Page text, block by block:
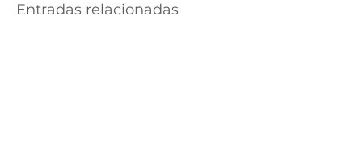
Entradas relacionadas